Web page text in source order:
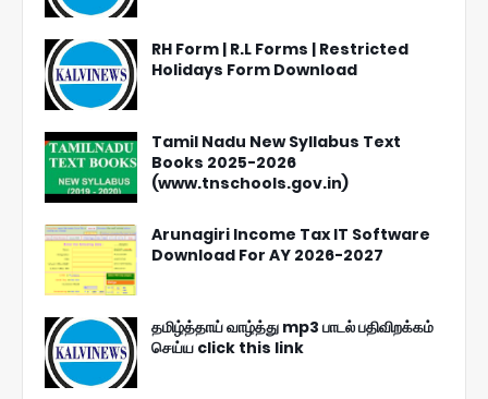
RH Form | R.L Forms | Restricted
Holidays Form Download
Tamil Nadu New Syllabus Text
Books 2025-2026
(www.tnschools.gov.in)
Arunagiri Income Tax IT Software
Download For AY 2026-2027
தமிழ்த்தாய் வாழ்த்து mp3 பாடல் பதிவிறக்கம்
செய்ய click this link